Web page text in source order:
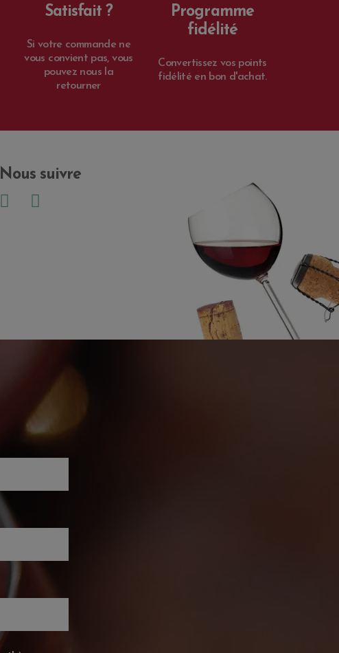
Satisfait ?
Si votre commande ne
vous convient pas, vous
pouvez nous la
retourner
Programme
fidélité
Convertissez vos points
fidélité en bon d'achat.
Nous suivre